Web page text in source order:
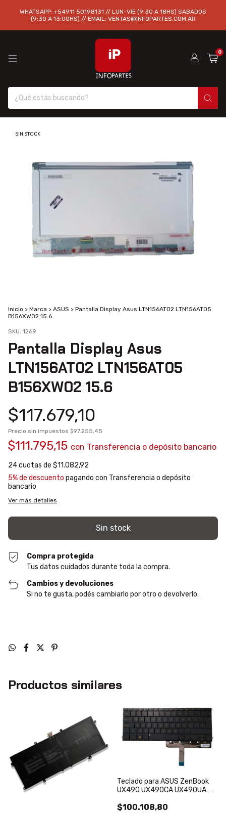
WHATSAPP: +54911 50198131 // LUN-VIE (9:30 A 18HS) SABADOS
(9:30 A 13:00HS) // EMAIL: VENTAS@INFOPARTES.COM.AR
0
SIN STOCK
Inicio > Marca > ASUS > Pantalla Display Asus LTN156AT02 LTN156AT05
B156XW02 15.6
SKU: 1269
Pantalla Display Asus
LTN156AT02 LTN156AT05
B156XW02 15.6
$117.679,10
Precio sin impuestos $97.255,45
$111.795,15 con Transferencia o depósito bancario
24cuotas de $11.082,92
5% de descuento pagando con Transferencia o depósito
bancario
Ver más detalles
Compra protegida
Tus datos cuidados durante toda la compra.
Cambios y devoluciones
Si no te gusta, podés cambiarlo por otro o devolverlo.
Productos similares
Teclado para ASUS ZenBook
UX490 UX490CA UX490UA
Retroiluminado Azul Y Dorado
$100.108,80